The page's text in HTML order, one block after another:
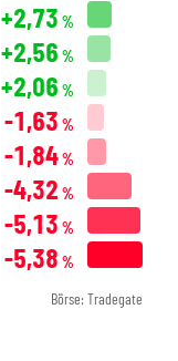
+2,73 %
+2,56 %
+2,06 %
-1,63 %
-1,84%
-4,32 %
-5,13 %
-5,38 %
Börse: Tradegate